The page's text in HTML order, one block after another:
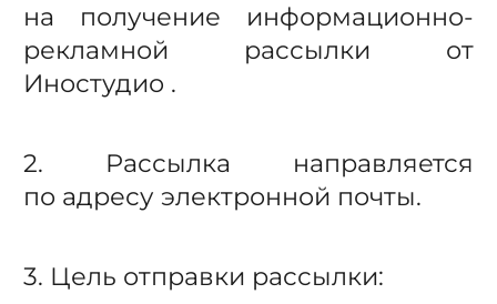
на получение информационно-
рекламной рассылки от
Иностудио .
2. Рассылка направляется
по адресу электронной почты.
3. Цель отправки рассылки: